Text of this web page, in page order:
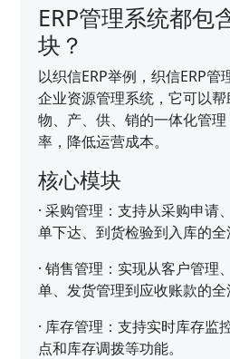
ERP管理系统都包
块？
以织信ERP举例，织信ERP
企业资源管理系统，它可以帮
物、产、供、销的一体化管
率，降低运营成本。
核心模块
·采购管理：支持从采购申请
单下达、到货检验到入库的全
·销售管理：实现从客户管理
单、发货管理到应收账款的全
· 库存管理：支持实时库存监
点和库存调拨等功能。